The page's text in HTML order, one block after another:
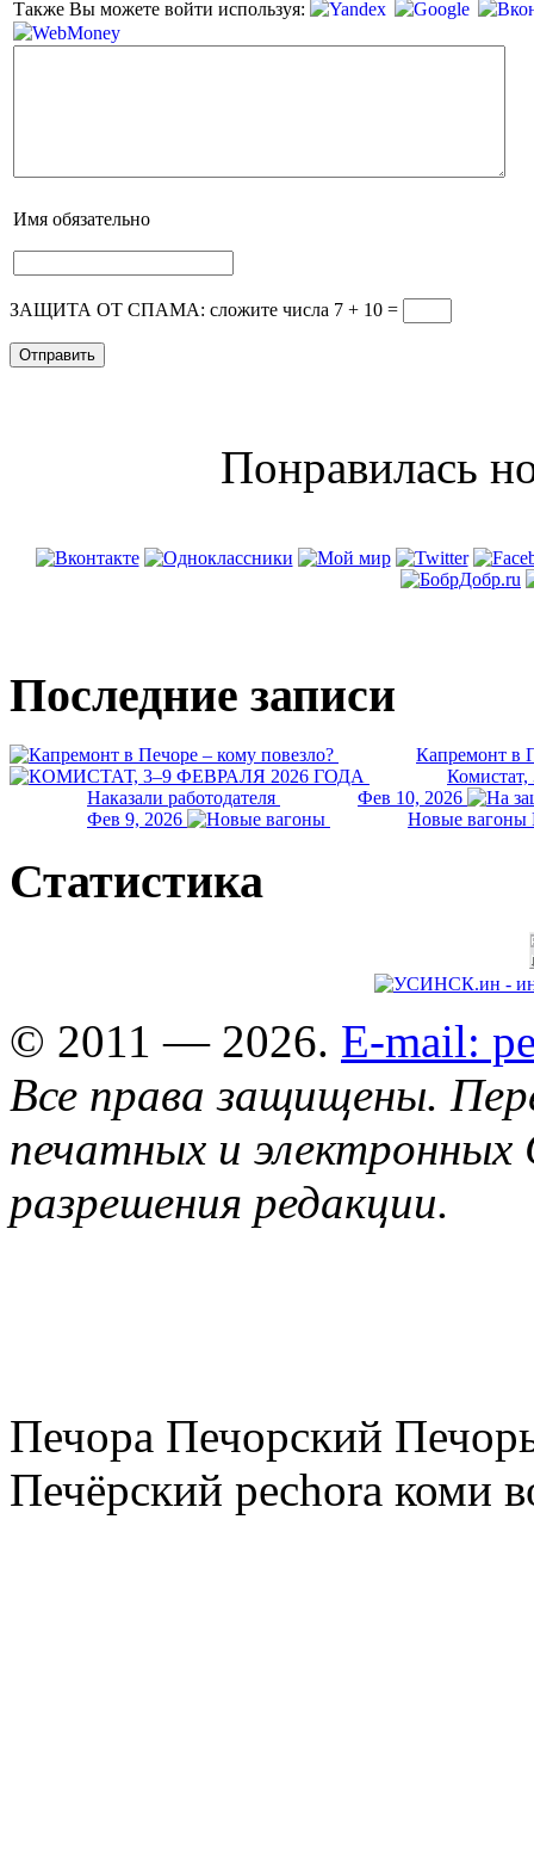
Также Вы можете войти используя:
Имя обязательно
ЗАЩИТА ОТ СПАМА: сложите числа 7 + 10 =
Понравилась
Последние записи
Капремонт в
Комистат,
Наказали работодателя
Фев 10, 2026
Фев 9, 2026
Новые вагоны
Статистика
© 2011 — 2026. E-mail:
Все права защищены.
печатных и
разрешения редакции.
Печора Печорский
Печёрский pechora коми